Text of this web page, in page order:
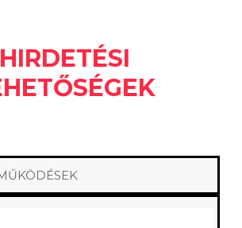
HIRDETÉSI